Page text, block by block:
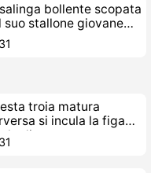
bollente scopata
suo stallone giovane
sborrata dentro
troia matura
si incula la figa
le dita